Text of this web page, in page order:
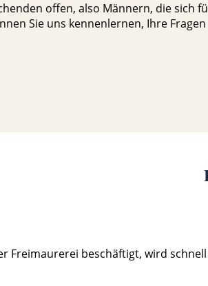
offen, also Männern, die sich
Sie uns kennenlernen, Ihre
Freimaurerei beschäftigt, wird